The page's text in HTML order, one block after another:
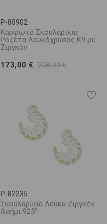
P-80902
Καρφωτά Σκουλαρίκια
Ροζέτα Λευκόχρυσος K9 με
Ζιργκόν
173,00 € 208,00 €
P-82235
Σκουλαρίκια Λευκά Ζιργκόν
Ασήμι 925°